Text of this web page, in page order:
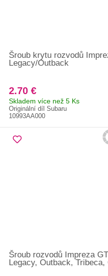
Šroub krytu rozvodů
Legacy/Outback
2.70 €
Skladem více než 5 Ks
Originální díl Subaru
10993AA000
Šroub rozvodů Impreza
Legacy, Outback,